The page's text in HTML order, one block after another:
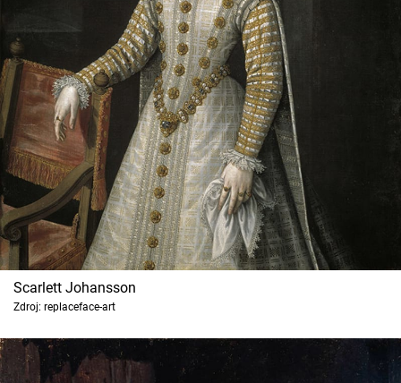
Scarlett Johansson
Zdroj: replaceface-art